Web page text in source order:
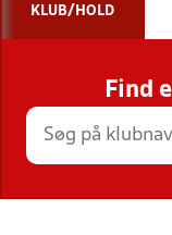
KLUB/HOLD
Find